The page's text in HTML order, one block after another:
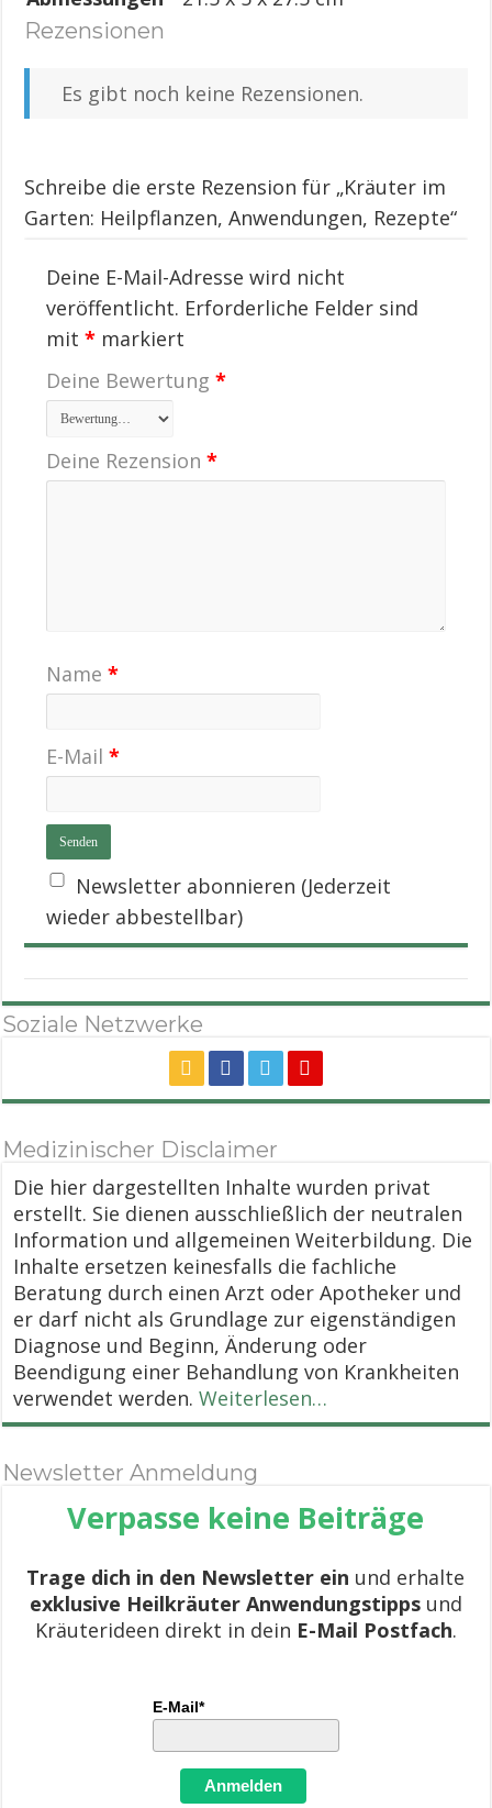
Rezensionen
Es gibt noch keine Rezensionen.
Schreibe die erste Rezension für „Kräuter im
Garten: Heilpflanzen, Anwendungen, Rezepte“
Deine E-Mail-Adresse wird nicht
veröffentlicht. Erforderliche Felder sind
mit* markiert
Deine Bewertung*
Deine Rezension*
Name*
E-Mail*
Newsletter abonnieren (Jederzeit
wieder abbestellbar)
Soziale Netzwerke
Medizinischer Disclaimer
Die hier dargestellten Inhalte wurden privat
erstellt. Sie dienen ausschließlich der neutralen
Information und allgemeinen Weiterbildung. Die
Inhalte ersetzen keinesfalls die fachliche
Beratung durch einen Arzt oder Apotheker und
er darf nicht als Grundlage zur eigenständigen
Diagnose und Beginn, Änderung oder
Beendigung einer Behandlung von Krankheiten
verwendet werden.Weiterlesen…
Newsletter Anmeldung
Verpasse keine Beiträge
Trage dich in den Newsletter ein und erhalte
exklusive Heilkräuter Anwendungstippsund
Kräuterideen direkt in dein E-Mail Postfach.
E-Mail*
Anmelden